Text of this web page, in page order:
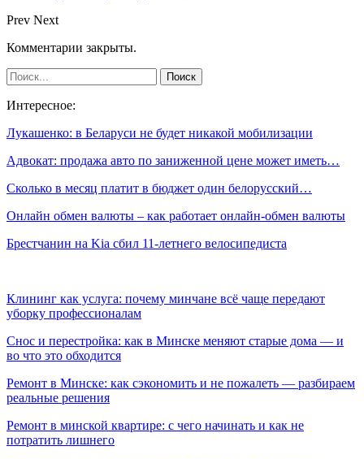
Prev Next
Комментарии закрыты.
Интересное:
Лукашенко: в Беларуси не будет никакой мобилизации
Адвокат: продажа авто по заниженной цене может иметь…
Сколько в месяц платит в бюджет один белорусский…
Онлайн обмен валюты – как работает онлайн-обмен валюты
Брестчанин на Kia сбил 11-летнего велосипедиста
Клининг как услуга: почему минчане всё чаще передают
уборку профессионалам
Снос и перестройка: как в Минске меняют старые дома — и
во что это обходится
Ремонт в Минске: как сэкономить и не пожалеть — разбираем
реальные решения
Ремонт в минской квартире: с чего начинать и как не
потратить лишнего